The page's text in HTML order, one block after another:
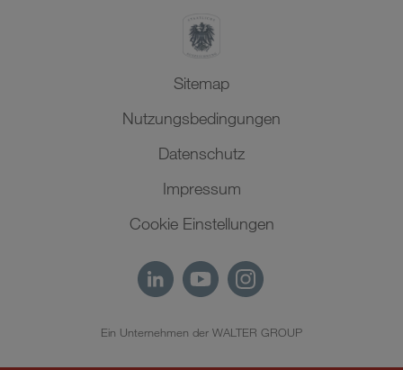
Sitemap
Nutzungsbedingungen
Datenschutz
Impressum
Cookie Einstellungen
Ein Unternehmen der WALTER GROUP